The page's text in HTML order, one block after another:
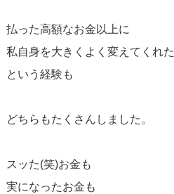
払った高額なお金以上に
私自身を大きくよく変えてくれた
という経験も
どちらもたくさんしました。
スッた(笑)お金も
実になったお金も